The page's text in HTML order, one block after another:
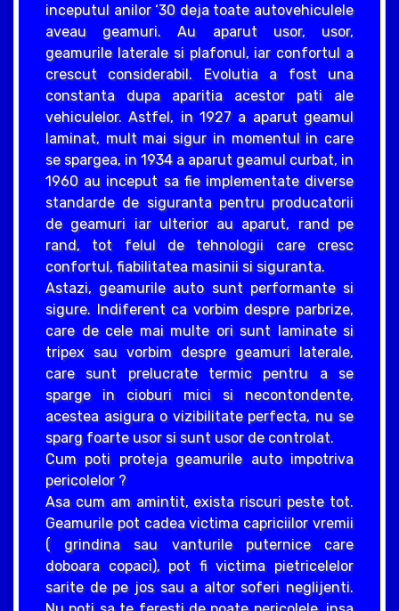
inceputul anilor ‘30 deja toate autovehiculele
aveau geamuri. Au aparut usor, usor,
geamurile laterale si plafonul, iar confortul a
crescut considerabil. Evolutia a fost una
constanta dupa aparitia acestor pati ale
vehiculelor. Astfel, in 1927 a aparut geamul
laminat, mult mai sigur in momentul in care
se spargea, in 1934 a aparut geamul curbat, in
1960 au inceput sa fie implementate diverse
standarde de siguranta pentru producatorii
de geamuri iar ulterior au aparut, rand pe
rand, tot felul de tehnologii care cresc
confortul, fiabilitatea masinii si siguranta.
Astazi, geamurile auto sunt performante si
sigure. Indiferent ca vorbim despre parbrize,
care de cele mai multe ori sunt laminate si
tripex sau vorbim despre geamuri laterale,
care sunt prelucrate termic pentru a se
sparge in cioburi mici si necontondente,
acestea asigura o vizibilitate perfecta, nu se
sparg foarte usor si sunt usor de controlat.
Cum poti proteja geamurile auto impotriva
pericolelor ?
Asa cum am amintit, exista riscuri peste tot.
Geamurile pot cadea victima capriciilor vremii
( grindina sau vanturile puternice care
doboara copaci), pot fi victima pietricelelor
sarite de pe jos sau a altor soferi neglijenti.